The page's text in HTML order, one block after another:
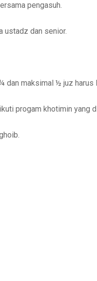
pengasuh.
ustadz dan senior.
dan maksimal ½ juz harus
progam khotimin yang